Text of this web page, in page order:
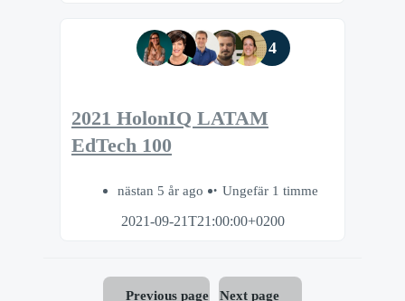
4
2021 HolonIQ LATAM
EdTech 100
nästan 5 år ago
Ungefär 1 timme
2021-09-21T21:00:00+0200
Previous page Next page